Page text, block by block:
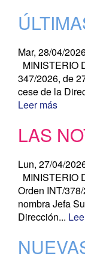
Mar, 28/04/
MINISTERIO
347/2026, de
cese de la
Leer más
LAS
Lun, 27/04/
MINISTERIO
Orden INT/
nombra Jefa
Dirección...